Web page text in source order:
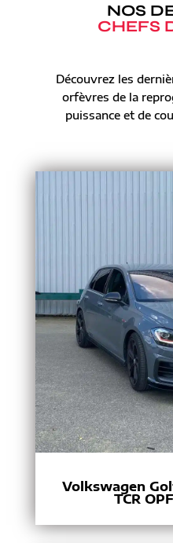
NOS
CHEFS
Découvrez les
orfèvres de la
puissance et de
Volkswagen
TCR